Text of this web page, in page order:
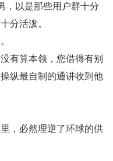
，以是那些用户群十分
分活泼。
有算本领，您借得有别
纵最自制的通讲收到他
，必然理逆了环球的供